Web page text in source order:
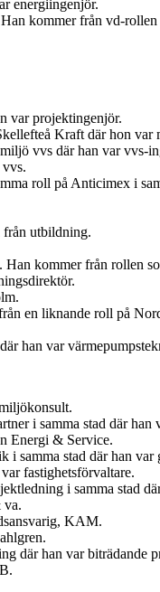
energiingenjör.
Han kommer från vd-
var projektingenjör.
Kraft där hon var
vvs där han var vvs-
roll på Anticimex i
från utbildning.
kommer från rollen
en liknande roll på
han var
i samma stad där han
Energi & Service.
samma stad där han var
fastighetsförvaltare.
i samma stad
va.
KAM.
där han var biträdande